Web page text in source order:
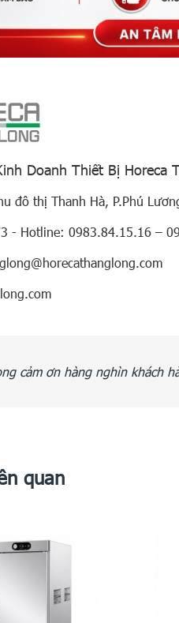
Doanh Thiết Bị Horeca
đô thị Thanh Hà, P.Phú
- Hotline: 0983.84.15.16 –
cảm ơn hàng nghìn khách
quan